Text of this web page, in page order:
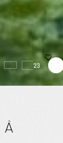
23
À